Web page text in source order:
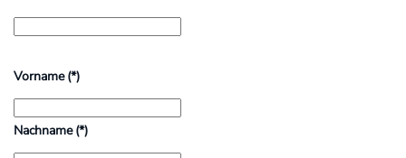
Vorname (*)
Nachname (*)